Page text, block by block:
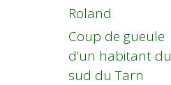
Roland
Coup de gueule
d’un habitant du
sud du Tarn